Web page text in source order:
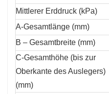
Mittlerer Erddruck (kPa)
A-Gesamtlänge (mm)
B – Gesamtbreite (mm)
C-Gesamthöhe (bis zur
Oberkante des Auslegers)
(mm)